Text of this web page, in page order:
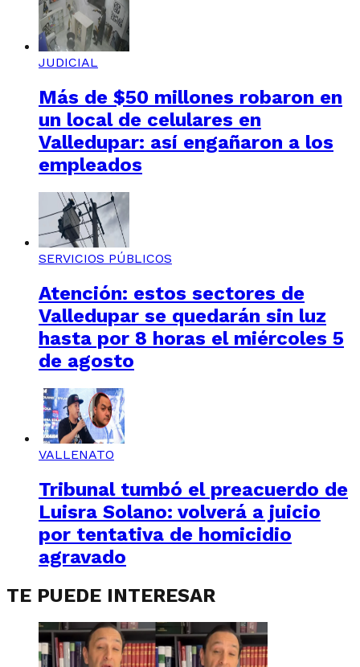
JUDICIAL
Más de $50 millones robaron en
un local de celulares en
Valledupar: así engañaron a los
empleados
SERVICIOS PÚBLICOS
Atención: estos sectores de
Valledupar se quedarán sin luz
hasta por 8 horas el miércoles 5
de agosto
VALLENATO
Tribunal tumbó el preacuerdo de
Luisra Solano: volverá a juicio
por tentativa de homicidio
agravado
TE PUEDE INTERESAR